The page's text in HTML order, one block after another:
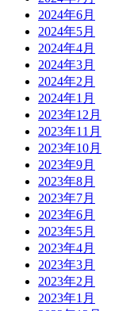
2024年6月
2024年5月
2024年4月
2024年3月
2024年2月
2024年1月
2023年12月
2023年11月
2023年10月
2023年9月
2023年8月
2023年7月
2023年6月
2023年5月
2023年4月
2023年3月
2023年2月
2023年1月